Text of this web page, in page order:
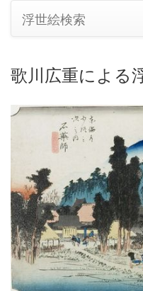
浮世絵検索
歌川広重による